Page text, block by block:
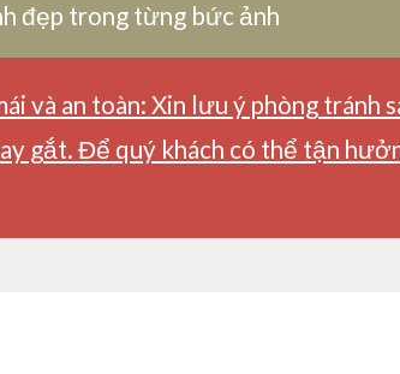
đẹp trong từng bức ảnh
và an toàn: Xin lưu ý phòng
gắt. Để quý khách có thể tận